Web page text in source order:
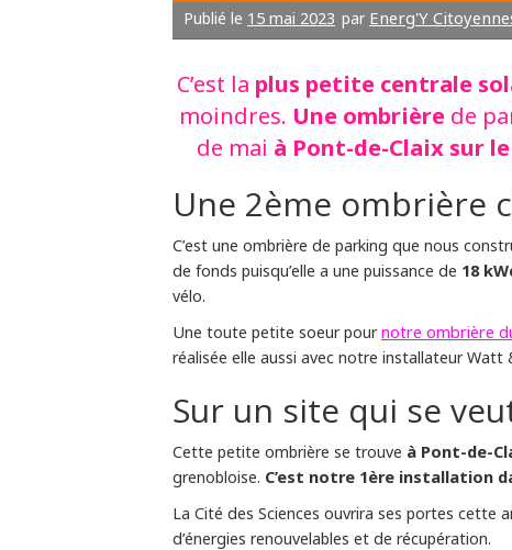
Publié le 15 mai 2023 par Energ'Y
C’est la plus petite centrale
moindres. Une ombrière de
de mai à Pont-de-Claix sur
Une 2ème ombrière
C’est une ombrière de parking que nous
de fonds puisqu’elle a une puissance de 18
vélo.
Une toute petite soeur pournotre ombrière
réalisée elle aussi avec notre installateur Watt
Sur un site qui se
Cette petite ombrière se trouve à Pont-de-
grenobloise. C’est notre 1ère installation
La Cité des Sciences ouvrira ses portes cette
d’énergies renouvelables et de récupération.